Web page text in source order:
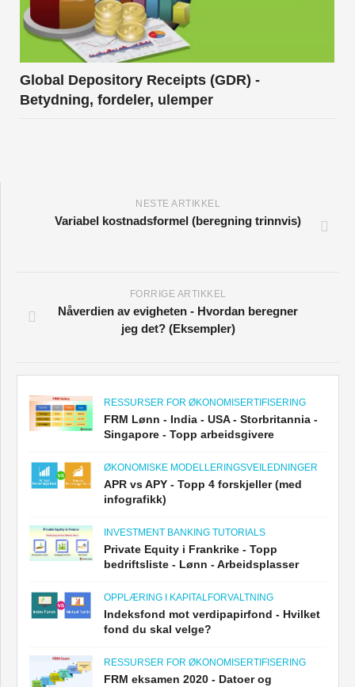
Global Depository Receipts (GDR) -
Betydning, fordeler, ulemper
NESTE ARTIKKEL
Variabel kostnadsformel (beregning trinnvis)
FORRIGE ARTIKKEL
Nåverdien av evigheten - Hvordan beregner
jeg det? (Eksempler)
RESSURSER FOR ØKONOMISERTIFISERING
FRM Lønn - India - USA - Storbritannia -
Singapore - Topp arbeidsgivere
ØKONOMISKE MODELLERINGSVEILEDNINGER
APR vs APY - Topp 4 forskjeller (med
infografikk)
INVESTMENT BANKING TUTORIALS
Private Equity i Frankrike - Topp
bedriftsliste - Lønn - Arbeidsplasser
OPPLÆRING I KAPITALFORVALTNING
Indeksfond mot verdipapirfond - Hvilket
fond du skal velge?
RESSURSER FOR ØKONOMISERTIFISERING
FRM eksamen 2020 - Datoer og